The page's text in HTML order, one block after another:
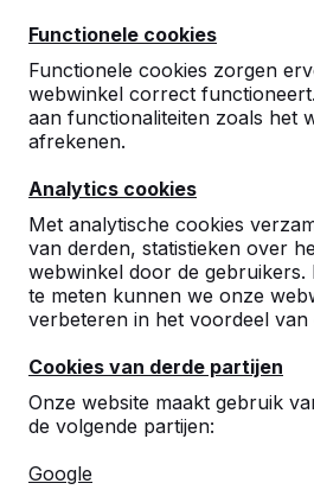
Functionele cookies
Functionele cookies zorgen
webwinkel correct
aan functionaliteiten zoals het
afrekenen.
Analytics cookies
Met analytische cookies
van derden, statistieken over
webwinkel door de
te meten kunnen we onze
verbeteren in het voordeel
Cookies van derde partijen
Onze website maakt gebruik
de volgende partijen:
Google
Betonnen
bankjes en speltafels.
robuuste spel- en speeltafels.
Bekijk onze tafels -->